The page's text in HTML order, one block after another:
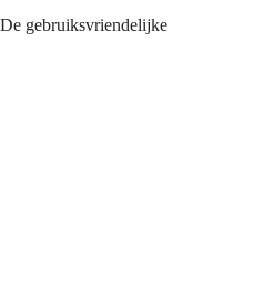
gebruiksvriendelijke